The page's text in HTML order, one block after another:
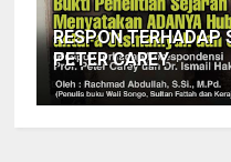
RESPON TERHADAP
PETER CAREY